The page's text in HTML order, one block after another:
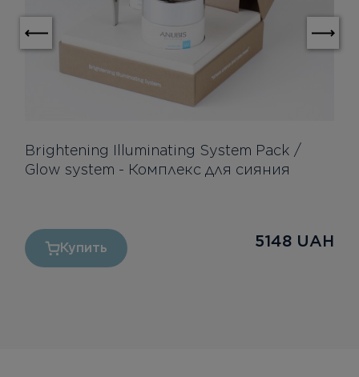
Brightening Illuminating System Pack /
Glow system - Комплекс для сияния
5148 UAH
Купить